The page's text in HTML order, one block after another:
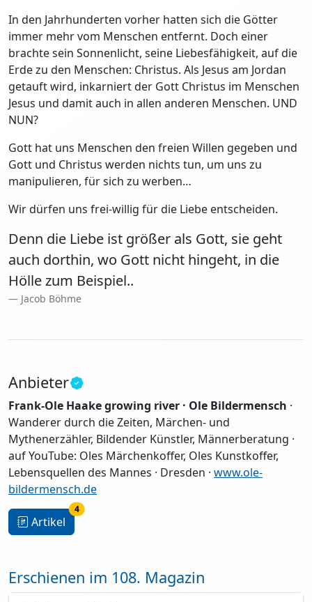
In den Jahrhunderten vorher hatten sich die Götter
immer mehr vom Menschen entfernt. Doch einer
brachte sein Sonnenlicht, seine Liebesfähigkeit, auf die
Erde zu den Menschen: Christus. Als Jesus am Jordan
getauft wird, inkarniert der Gott Christus im Menschen
Jesus und damit auch in allen anderen Menschen. UND
NUN?
Gott hat uns Menschen den freien Willen gegeben und
Gott und Christus werden nichts tun, um uns zu
manipulieren, für sich zu werben…
Wir dürfen uns frei-willig für die Liebe entscheiden.
Denn die Liebe ist größer als Gott, sie geht
auch dorthin, wo Gott nicht hingeht, in die
Hölle zum Beispiel..
Jacob Böhme
Anbieter
Frank-Ole Haake growing river · Ole Bildermensch ·
Wanderer durch die Zeiten, Märchen- und
Mythenerzähler, Bildender Künstler, Männerberatung ·
auf YouTube: Oles Märchenkoffer, Oles Kunstkoffer,
Lebensquellen des Mannes · Dresden · www.ole-
bildermensch.de
Artikel
4
Erschienen im 108. Magazin